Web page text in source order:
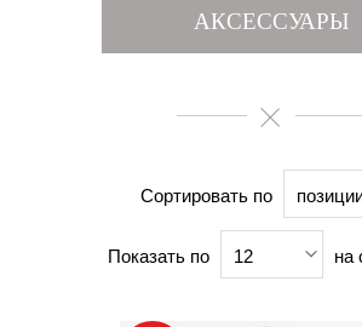
АКСЕССУАРЫ
Сортировать по
Показать по 12 на